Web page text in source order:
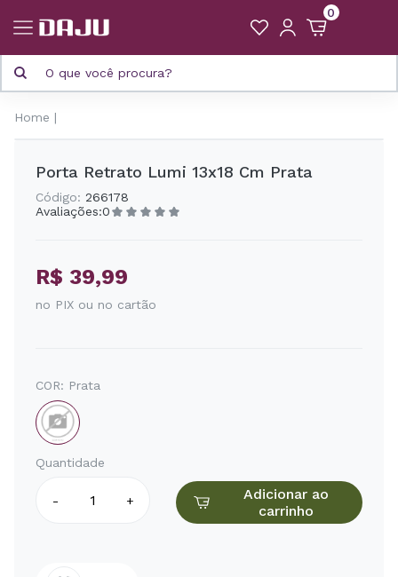
0
Home
Porta Retrato Lumi 13x18 Cm Prata
Código: 266178
Avaliações:0
R$ 39,99
no PIX ou no cartão
COR: Prata
Quantidade
- +
Adicionar ao
carrinho